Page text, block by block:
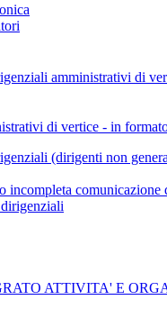
amministrativi di
di vertice - in
(dirigenti non
incompleta comunicazione
ATTIVITA' E